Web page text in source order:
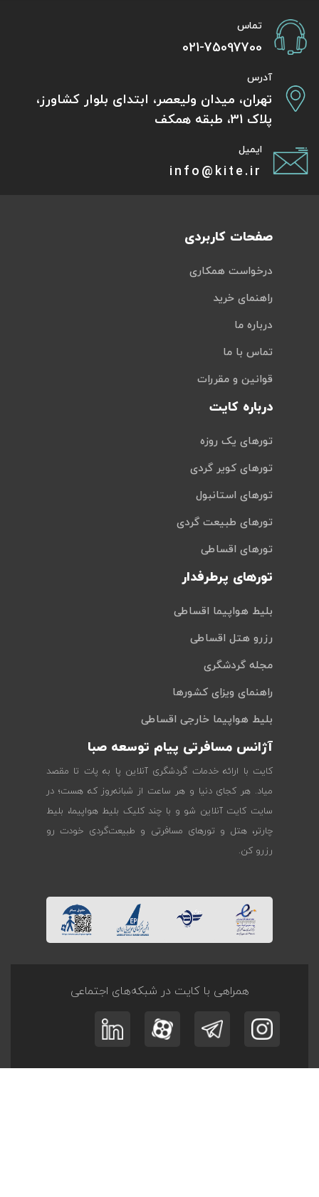
تماس
021-75097700
آدرس
تهران، میدان ولیعصر، ابتدای بلوار کشاورز،
پلاک 31، طبقه همکف
ایمیل
info@kite.ir
صفحات کاربردی
درخواست همکاری
راهنمای خرید
درباره ما
تماس با ما
قوانین و مقررات
درباره کایت
تورهای یک روزه
تورهای کویر گردی
تورهای استانبول
تورهای طبیعت گردی
تورهای اقساطی
تورهای پرطرفدار
بلیط هواپیما اقساطی
رزرو هتل اقساطی
مجله گردشگری
راهنمای ویزای کشورها
بلیط هواپیما خارجی اقساطی
آژانس مسافرتی پیام توسعه صبا
کایت با ارائه خدمات گردشگری آنلاین پا به پات تا مقصد
میاد. هر کجای دنیا و هر ساعت از شبانه‌روز که هست؛ در
سایت کایت آنلاین شو و با چند کلیک بلیط هواپیما، بلیط
چارتر، هتل و تورهای مسافرتی و طبیعت‌گردی خودت رو
رزرو کن.
همراهی با کایت در شبکه‌های اجتماعی